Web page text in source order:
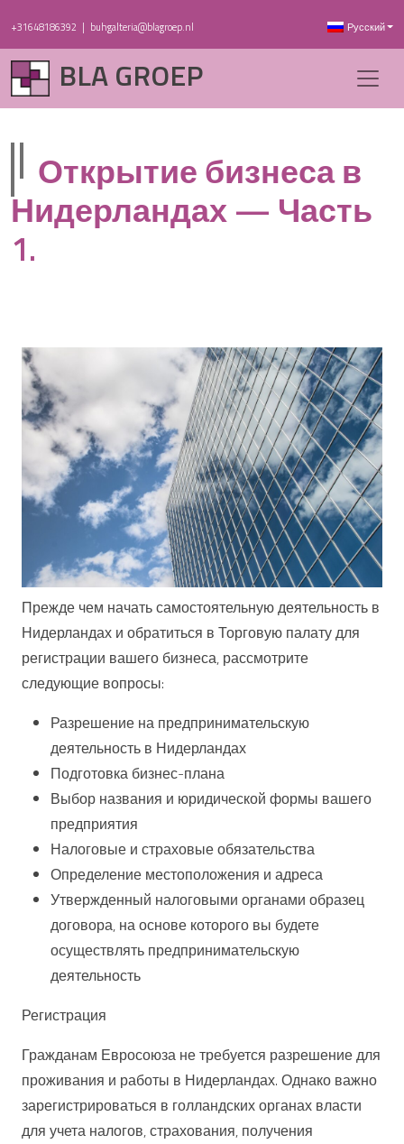
+31648186392 | buhgalteria@blagroep.nl Русский
BLA GROEP
Открытие бизнеса в
Нидерландах — Часть
1.
Прежде чем начать самостоятельную деятельность в
Нидерландах и обратиться в Торговую палату для
регистрации вашего бизнеса, рассмотрите
следующие вопросы:
Разрешение на предпринимательскую
деятельность в Нидерландах
Подготовка бизнес-плана
Выбор названия и юридической формы вашего
предприятия
Налоговые и страховые обязательства
Определение местоположения и адреса
Утвержденный налоговыми органами образец
договора, на основе которого вы будете
осуществлять предпринимательскую
деятельность
Регистрация
Гражданам Евросоюза не требуется разрешение для
проживания и работы в Нидерландах. Однако важно
зарегистрироваться в голландских органах власти
для учета налогов, страхования, получения